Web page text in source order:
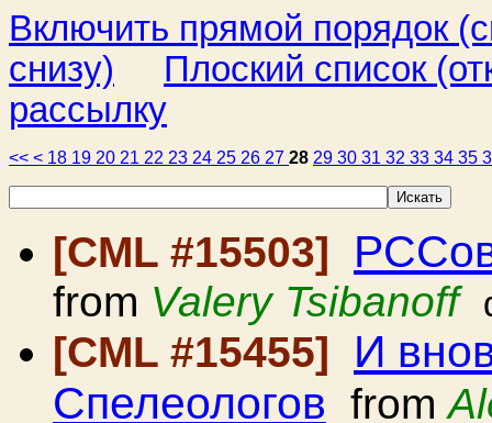
Включить прямой порядок
снизу)
Плоский список
рассылку
<< < 18 19 20 21 22 23 24 25 26 27 28 29 30 31 32 33 34 35
[CML #15503]
from Valery Tsibanoff
[CML #15455]
И
Спелеологов from